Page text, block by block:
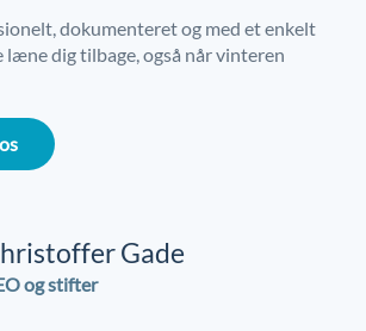
dokumenteret og med et enkelt
læne dig tilbage, også når vinteren
Gade
og stifter